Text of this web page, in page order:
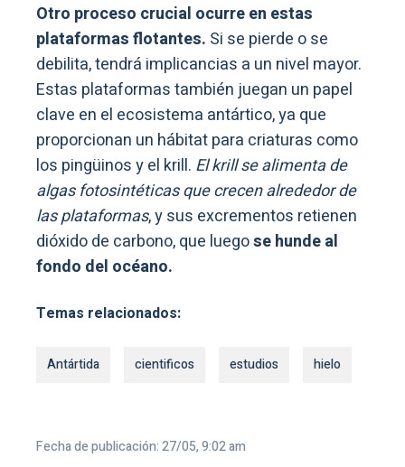
Otro proceso crucial ocurre en estas
plataformas flotantes. Si se pierde o se
debilita, tendrá implicancias a un nivel mayor.
Estas plataformas también juegan un papel
clave en el ecosistema antártico, ya que
proporcionan un hábitat para criaturas como
los pingüinos y el krill. El krill se alimenta de
algas fotosintéticas que crecen alrededor de
las plataformas, y sus excrementos retienen
dióxido de carbono, que luegose hunde al
fondo del océano.
Temas relacionados:
Antártida cientificos estudios hielo
Fecha de publicación: 27/05, 9:02 am